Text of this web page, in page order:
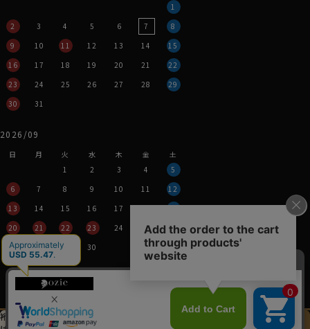
裄丈加工＆イニシャル刺繍
この商品を
1
2
3 4 5 6 7
8
9
10 11 12 13 14
15
16
17 18 19 20 21
22
23
24 25 26 27 28
29
30
31
2026/09
日 月 火 水 木 金
土
1
2 3 4
5
6
7 8 9 10 11
12
13
14 15 16 17 18
19
20
21 22 23 24 25
26
27
28 29 30
営業時間：平日11時～17時
定休日：土・日・祝
その都度表示させていただきます。